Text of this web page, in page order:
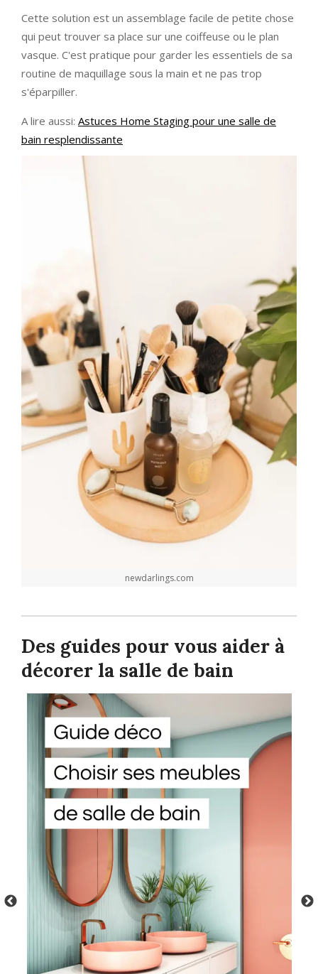
Cette solution est un assemblage facile de petite chose
qui peut trouver sa place sur une coiffeuse ou le plan
vasque. C'est pratique pour garder les essentiels de sa
routine de maquillage sous la main et ne pas trop
s'éparpiller.
A lire aussi: Astuces Home Staging pour une salle de
bain resplendissante
newdarlings.com
Des guides pour vous aider à
décorer la salle de bain